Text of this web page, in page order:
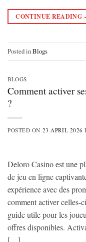
CONTINUE READING
Posted inBlogs
BLOGS
Comment activer
?
POSTED ON 23 APRIL 2026
Deloro Casino est une
de jeu en ligne
expérience avec des
comment activer celles-
guide utile pour les
offres disponibles.
[…]